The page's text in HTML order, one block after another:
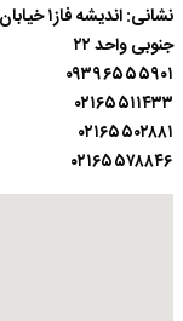
نشانی:
جنوبی واحد ۲۲
۰۹۳۹۶۵۵۵۹۰۱
۰۲۱۶۵۵۱۱۴۳۳
۰۲۱۶۵۵۰۲۸۸۱
۰۲۱۶۵۵۷۸۸۴۶